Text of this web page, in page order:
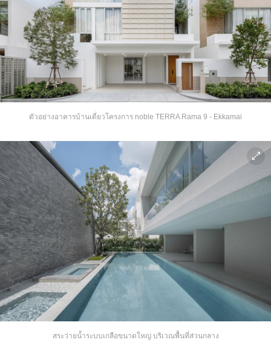
ตัวอย่างอาคารบ้านเดี่ยวโครงการ noble TERRA Rama 9 - Ekkamai
สระว่ายน้ำระบบเกลือขนาดใหญ่ บริเวณพื้นที่ส่วนกลาง